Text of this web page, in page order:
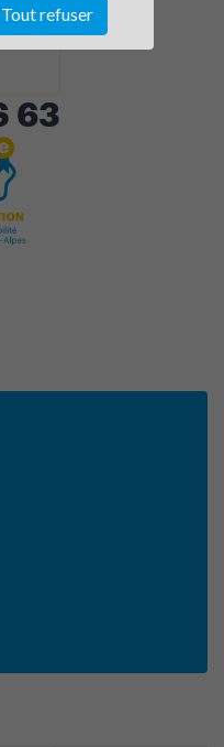
63
Tout refuser